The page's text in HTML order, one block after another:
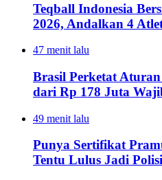
Teqball Indonesia
2026, Andalkan 4
47 menit lalu
Brasil Perketat
dari Rp 178 Juta
49 menit lalu
Punya Sertifikat
Tentu Lulus Jadi Polisi